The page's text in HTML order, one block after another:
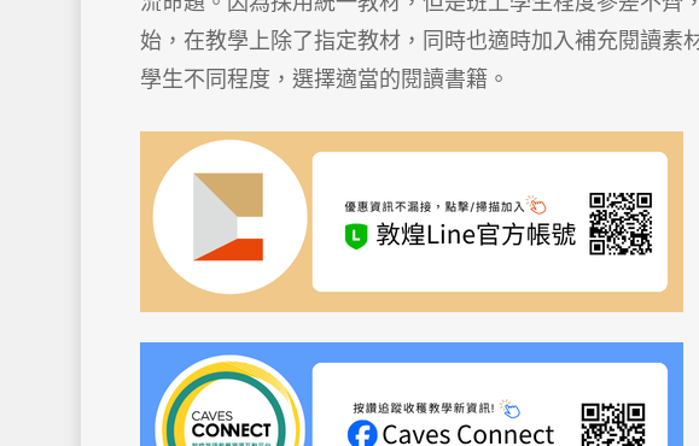
始，在教學上除了指定教材，同時也適時加入補充閱讀素
學生不同程度，選擇適當的閱讀書籍。